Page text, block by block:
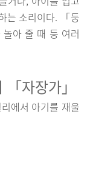
는 소리이다. 「둥
아 줄 때 등 여러
자장가」
에서 아기를 재울